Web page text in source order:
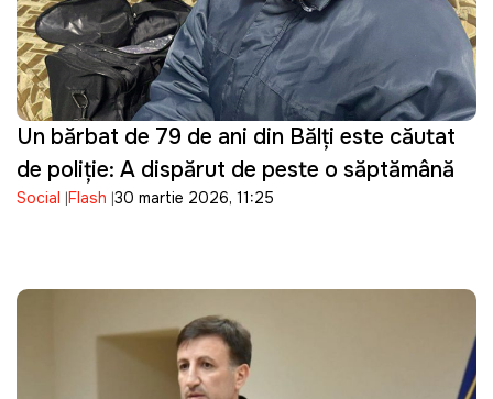
Un bărbat de 79 de ani din Bălți este căutat
de poliție: A dispărut de peste o săptămână
Social Flash 30 martie 2026, 11:25